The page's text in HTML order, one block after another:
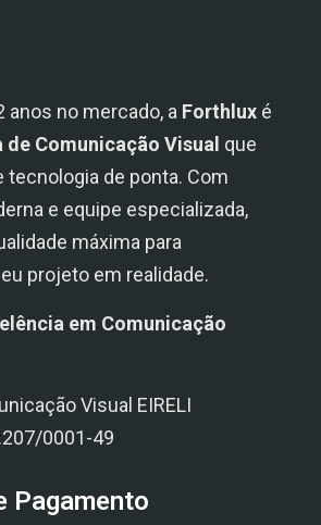
anos no mercado, a Forthlux é
de Comunicação Visual que
tecnologia de ponta. Com
e equipe especializada,
máxima para
projeto em realidade.
em Comunicação
Visual EIRELI
0001-49
Pagamento